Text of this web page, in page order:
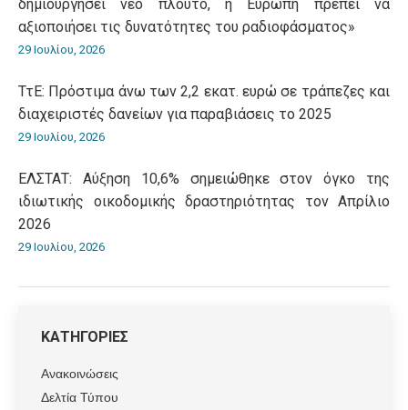
δημιουργήσει νέο πλούτο, η Ευρώπη πρέπει να
αξιοποιήσει τις δυνατότητες του ραδιοφάσματος»
29 Ιουλίου, 2026
ΤτΕ: Πρόστιμα άνω των 2,2 εκατ. ευρώ σε τράπεζες και
διαχειριστές δανείων για παραβιάσεις το 2025
29 Ιουλίου, 2026
ΕΛΣΤΑΤ: Αύξηση 10,6% σημειώθηκε στον όγκο της
ιδιωτικής οικοδομικής δραστηριότητας τον Απρίλιο
2026
29 Ιουλίου, 2026
ΚΑΤΗΓΟΡΙΕΣ
Ανακοινώσεις
Δελτία Τύπου